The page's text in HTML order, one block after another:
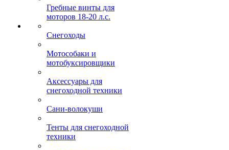
Гребные винты для
моторов 18-20 л.с.
Снегоходы
Мотособаки и
мотобуксировщики
Аксессуары для
снегоходной техники
Сани-волокуши
Тенты для снегоходной
техники